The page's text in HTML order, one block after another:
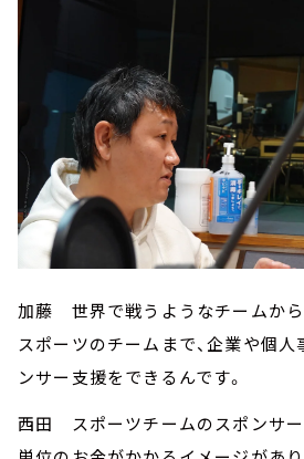
加藤 世界で戦うようなチームか
スポーツのチームまで、企業や個
ンサー支援をできるんです。
西田 スポーツチームのスポンサー